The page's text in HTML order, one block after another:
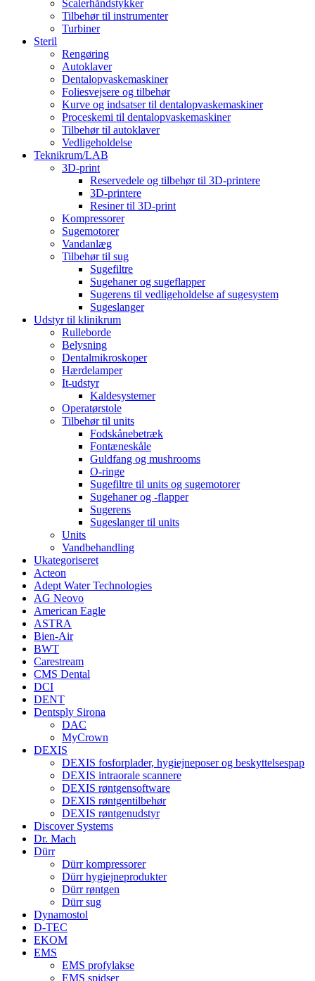
Scalerhåndstykker
Tilbehør til instrumenter
Turbiner
Steril
Rengøring
Autoklaver
Dentalopvaskemaskiner
Foliesvejsere og tilbehør
Kurve og indsatser til dentalopvaskemaskiner
Proceskemi til dentalopvaskemaskiner
Tilbehør til autoklaver
Vedligeholdelse
Teknikrum/LAB
3D-print
Reservedele og tilbehør til 3D-printere
3D-printere
Resiner til 3D-print
Kompressorer
Sugemotorer
Vandanlæg
Tilbehør til sug
Sugefiltre
Sugehaner og sugeflapper
Sugerens til vedligeholdelse af sugesystem
Sugeslanger
Udstyr til klinikrum
Rulleborde
Belysning
Dentalmikroskoper
Hærdelamper
It-udstyr
Kaldesystemer
Operatørstole
Tilbehør til units
Fodskånebetræk
Fontæneskåle
Guldfang og mushrooms
O-ringe
Sugefiltre til units og sugemotorer
Sugehaner og -flapper
Sugerens
Sugeslanger til units
Units
Vandbehandling
Ukategoriseret
Acteon
Adept Water Technologies
AG Neovo
American Eagle
ASTRA
Bien-Air
BWT
Carestream
CMS Dental
DCI
DENT
Dentsply Sirona
DAC
MyCrown
DEXIS
DEXIS fosforplader, hygiejneposer og beskyttelsespap
DEXIS intraorale scannere
DEXIS røntgensoftware
DEXIS røntgentilbehør
DEXIS røntgenudstyr
Discover Systems
Dr. Mach
Dürr
Dürr kompressorer
Dürr hygiejneprodukter
Dürr røntgen
Dürr sug
Dynamostol
D-TEC
EKOM
EMS
EMS profylakse
EMS spidser